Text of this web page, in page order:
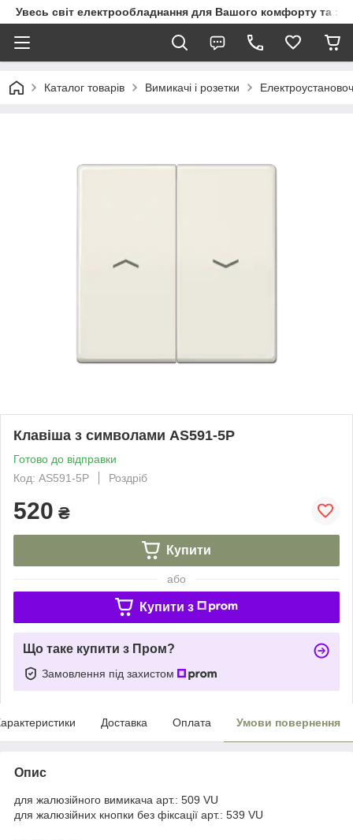
Увесь світ електрообладнання для Вашого комфорту та
Каталог товарів Вимикачі і розетки
Клавіша з символами AS591-5P
Готово до відправки
Код: AS591-5P
Роздріб
520 ₴
Купити
або
Купити з
Що таке купити з Пром?
Замовлення під захистом
Доставка Оплата Умови повернення
Опис
для жалюзійного вимикача арт.: 509 VU
для жалюзійних кнопки без фіксації арт.: 539 VU